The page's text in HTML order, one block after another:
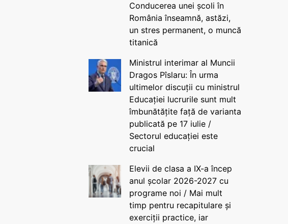
Conducerea unei școli în
România înseamnă, astăzi,
un stres permanent, o muncă
titanică
Ministrul interimar al Muncii
Dragos Pîslaru: În urma
ultimelor discuții cu ministrul
Educației lucrurile sunt mult
îmbunătățite față de varianta
publicată pe 17 iulie /
Sectorul educației este
crucial
Elevii de clasa a IX-a încep
anul școlar 2026-2027 cu
programe noi / Mai mult
timp pentru recapitulare și
exerciții practice, iar